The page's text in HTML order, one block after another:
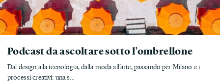
Podcast da ascoltare sotto l’ombrellone
Dal design alla tecnologia, dalla moda all’arte, passando per Milano e i
processi creativi: una s...